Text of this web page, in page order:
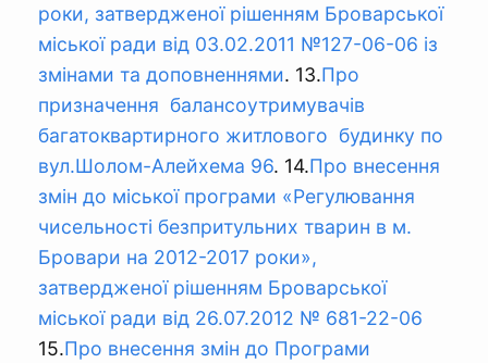
роки, затвердженої рішенням Броварської
міської ради від 03.02.2011 №127-06-06 із
змінами та доповненнями. 13.Про
призначення балансоутримувачів
багатоквартирного житлового будинку по
вул.Шолом-Алейхема 96. 14.Про внесення
змін до міської програми «Регулювання
чисельності безпритульних тварин в м.
Бровари на 2012-2017 роки»,
затвердженої рішенням Броварської
міської ради від 26.07.2012 № 681-22-06
15.Про внесення змін до Програми